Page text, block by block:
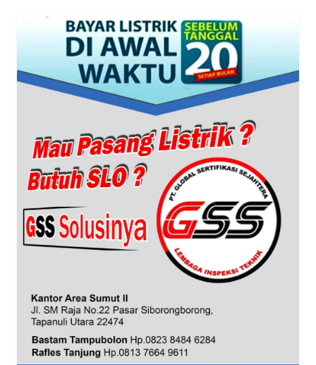
WN
PAPUA
PAPUA
BARAT
WN
SERAMBI